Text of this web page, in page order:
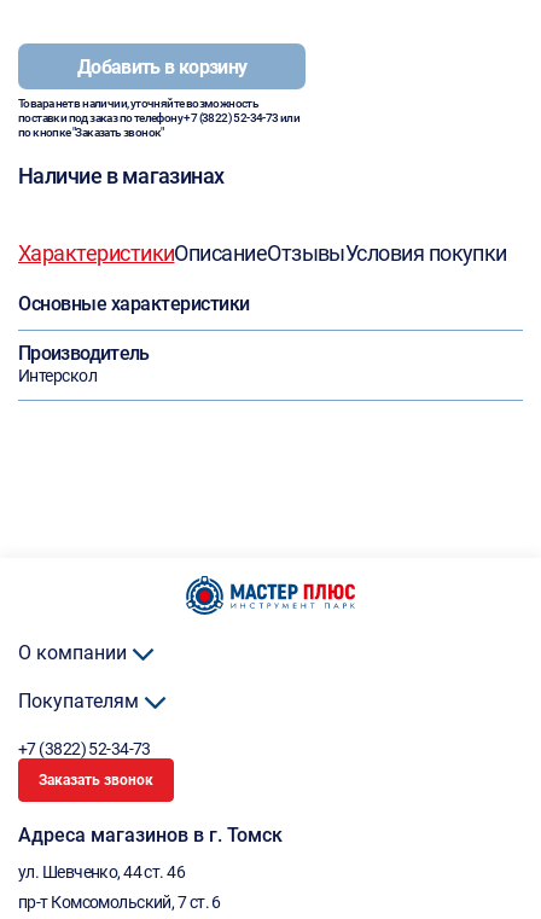
Добавить в корзину
Товара нет в наличии, уточняйте возможность
поставки под заказ по телефону+7 (3822) 52-34-73или
по кнопке "Заказать звонок"
Наличие в магазинах
ХарактеристикиОписаниеОтзывыУсловия покупки
Основные характеристики
Производитель
Интерскол
О компании
Покупателям
+7 (3822) 52-34-73
Заказать звонок
Адреса магазинов в г. Томск
ул. Шевченко, 44 ст. 46
пр-т Комсомольский, 7 ст. 6